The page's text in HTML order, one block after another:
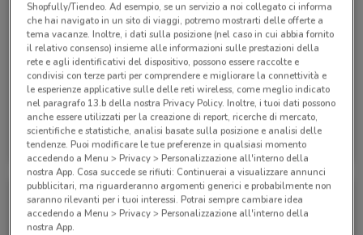
Alpitour
Scade il 31/10 285 m
Alpitour
Scade il 31/10
Shopfully/Tiendeo. Ad esempio, se un servizio a noi collegato ci informa
che hai navigato in un sito di viaggi, potremo mostrarti delle offerte a
tema vacanze. Inoltre, i dati sulla posizione (nel caso in cui abbia fornito
il relativo consenso) insieme alle informazioni sulle prestazioni della
rete e agli identificativi del dispositivo, possono essere raccolte e
condivisi con terze parti per comprendere e migliorare la connettività e
le esperienze applicative sulle delle reti wireless, come meglio indicato
nel paragrafo 13.b della nostra Privacy Policy. Inoltre, i tuoi dati possono
anche essere utilizzati per la creazione di report, ricerche di mercato,
scientifiche e statistiche, analisi basate sulla posizione e analisi delle
tendenze. Puoi modificare le tue preferenze in qualsiasi momento
accedendo a Menu > Privacy > Personalizzazione all'interno della
nostra App. Cosa succede se rifiuti: Continuerai a visualizzare annunci
pubblicitari, ma riguarderanno argomenti generici e probabilmente non
saranno rilevanti per i tuoi interessi. Potrai sempre cambiare idea
accedendo a Menu > Privacy > Personalizzazione all'interno della
nostra App.